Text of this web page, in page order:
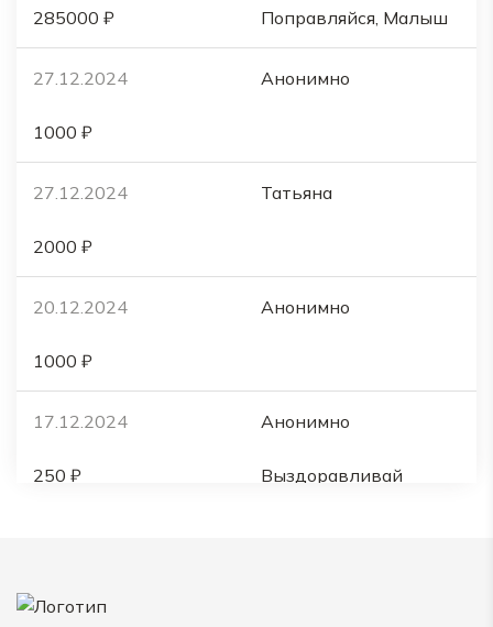
285000 ₽ Поправляйся, Малыш
27.12.2024 Анонимно
1000 ₽
27.12.2024 Татьяна
2000 ₽
20.12.2024 Анонимно
1000 ₽
17.12.2024 Анонимно
250 ₽ Выздоравливай